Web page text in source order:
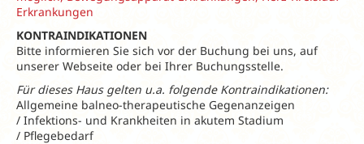
Erkrankungen
KONTRAINDIKATIONEN
Bitte informieren Sie sich vor der Buchung bei uns, auf
unserer Webseite oder bei Ihrer Buchungsstelle.
Für dieses Haus gelten u.a. folgende Kontraindikationen:
Allgemeine balneo-therapeutische Gegenanzeigen
/ Infektions- und Krankheiten in akutem Stadium
/ Pflegebedarf